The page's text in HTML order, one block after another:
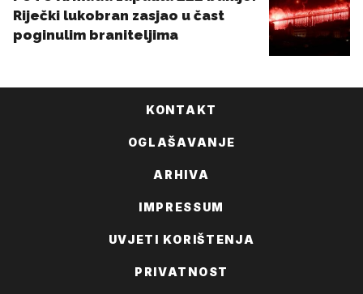
KONTAKT
OGLAŠAVANJE
ARHIVA
IMPRESSUM
UVJETI KORIŠTENJA
PRIVATNOST